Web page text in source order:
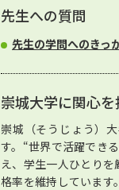
先生への質問
先生の学問へのきっ
崇城大学に関心
崇城（そうじょう）
す。“世界で活躍でき
え、学生一人ひとり
格率を維持しています